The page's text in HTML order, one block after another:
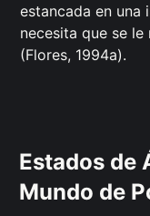
estancada en una
necesita que se le
(Flores, 1994a).
Estados de
Mundo de